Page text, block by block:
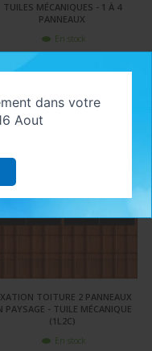
TUILES MÉCANIQUES - 1 À 4
PANNEAUX
En stock
TOITURE 2 PANNEAUX
PAYSAGE - TUILE MÉCANIQUE
(1L2C)
En stock
dans votre
Aout